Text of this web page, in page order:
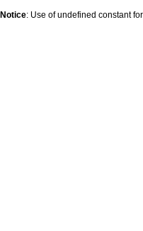
Notice: Use of undefined constant